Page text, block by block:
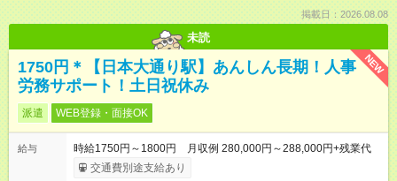
掲載日：2026.08.08
未読
NEW
1750円＊【日本大通り駅】あんしん長期！人事
労務サポート！土日祝休み
派遣 WEB登録・面接OK
給与
時給1750円～1800円 月収例 280,000円～288,000円+残業代
交通費別途支給あり